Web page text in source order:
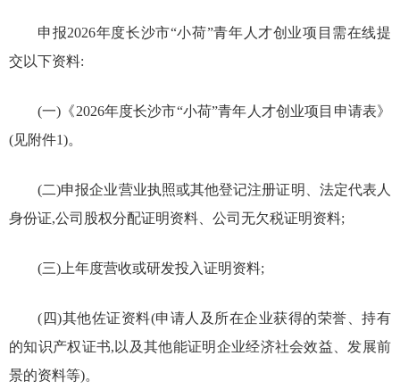
申报2026年度长沙市“小荷”青年人才创业项目需在线提
交以下资料:
(一)《2026年度长沙市“小荷”青年人才创业项目申请表》
(见附件1)。
(二)申报企业营业执照或其他登记注册证明、法定代表人
身份证,公司股权分配证明资料、公司无欠税证明资料;
(三)上年度营收或研发投入证明资料;
(四)其他佐证资料(申请人及所在企业获得的荣誉、持有
的知识产权证书,以及其他能证明企业经济社会效益、发展前
景的资料等)。